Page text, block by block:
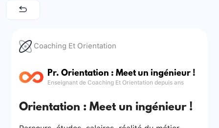
Coaching Et Orientation
Pr. Orientation : Meet un ingénieur !
Enseignant de Coaching Et Orientation depuis ans
Orientation : Meet un ingénieur !